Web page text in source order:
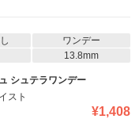
ワンデー
13.8mm
シュテラワンデー
スト
¥1,408